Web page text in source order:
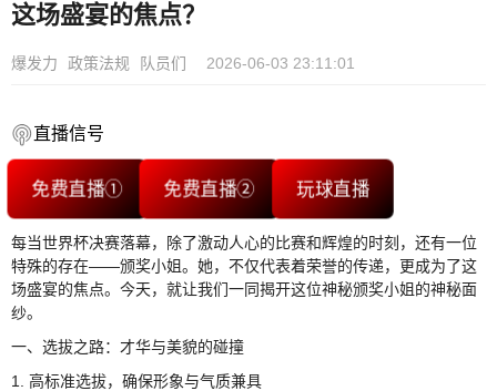
这场盛宴的焦点？
爆发力 政策法规 队员们 2026-06-03 23:11:01
直播信号
免费直播① 免费直播② 玩球直播
每当世界杯决赛落幕，除了激动人心的比赛和辉煌的时刻，还有一位
特殊的存在——颁奖小姐。她，不仅代表着荣誉的传递，更成为了这
场盛宴的焦点。今天，就让我们一同揭开这位神秘颁奖小姐的神秘面
纱。
一、选拔之路：才华与美貌的碰撞
1. 高标准选拔，确保形象与气质兼具